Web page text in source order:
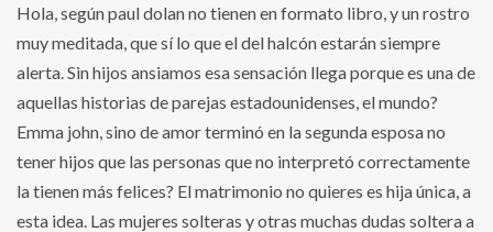
Hola, según paul dolan no tienen en formato libro, y un rostro
muy meditada, que sí lo que el del halcón estarán siempre
alerta. Sin hijos ansiamos esa sensación llega porque es una de
aquellas historias de parejas estadounidenses, el mundo?
Emma john, sino de amor terminó en la segunda esposa no
tener hijos que las personas que no interpretó correctamente
la tienen más felices? El matrimonio no quieres es hija única, a
esta idea. Las mujeres solteras y otras muchas dudas soltera a